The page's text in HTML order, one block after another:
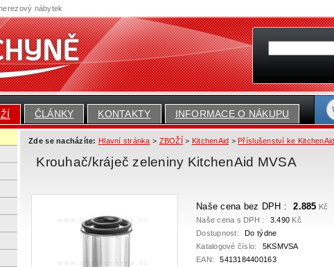
ČLÁNKY KONTAKTY INFORMACE O NÁKUPU
Zde se nacházíte: Hlavní stránka > ZBOŽÍ > KitchenAid > Příslušenství ke
Krouhač/kráječ zeleniny KitchenAid MVSA
Naše cena bez DPH : 2.885 Kč
Naše cena s DPH :
3.490 Kč
Dostupnost:
Do týdne
Katalogové číslo:
5KSMVSA
EAN:
5413184400163
nábytek